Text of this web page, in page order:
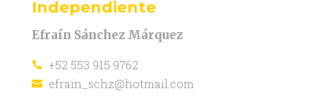
Independiente
Efraín Sánchez Márquez
 +52 553 915 9762
 efrain_schz@hotmail.com